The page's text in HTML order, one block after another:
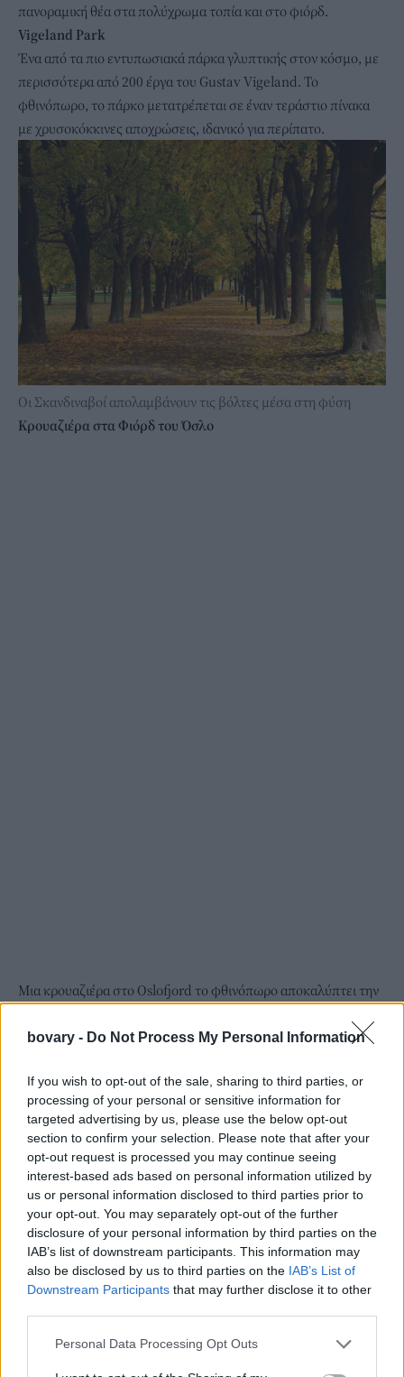
bovary - Do Not Process My Personal Information
If you wish to opt-out of the sale, sharing to third parties, or
processing of your personal or sensitive information for
targeted advertising by us, please use the below opt-out
section to confirm your selection. Please note that after your
opt-out request is processed you may continue seeing
interest-based ads based on personal information utilized by
us or personal information disclosed to third parties prior to
your opt-out. You may separately opt-out of the further
disclosure of your personal information by third parties on the
IAB’s list of downstream participants. This information may
also be disclosed by us to third parties on the IAB’s List of
Downstream Participants that may further disclose it to other
Personal Data Processing Opt Outs
πανοραμική θέα στα πολύχρωμα τοπία και στο φιόρδ.
Vigeland Park
Ένα από τα πιο εντυπωσιακά πάρκα γλυπτικής στον κόσμο, με
περισσότερα από 200 έργα του Gustav Vigeland. Το
φθινόπωρο, το πάρκο μετατρέπεται σε έναν τεράστιο πίνακα
με χρυσοκόκκινες αποχρώσεις, ιδανικό για περίπατο.
Οι Σκανδιναβοί απολαμβάνουν τις βόλτες μέσα στη φύση
Κρουαζιέρα στα Φιόρδ του Όσλο
Μια κρουαζιέρα στο Oslofjord το φθινόπωρο αποκαλύπτει την
των δέντρων και η εμπειρία είναι μοναδική, με λιγότερους